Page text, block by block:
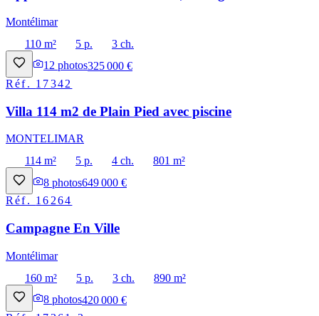
Montélimar
110 m²
5 p.
3 ch.
12 photos325 000 €
Réf. 17342
Villa 114 m2 de Plain Pied avec piscine
MONTELIMAR
114 m²
5 p. 4 ch.
801 m²
8 photos649 000 €
Réf. 16264
Campagne En Ville
Montélimar
160 m²
5 p. 3 ch.
890 m²
8 photos420 000 €